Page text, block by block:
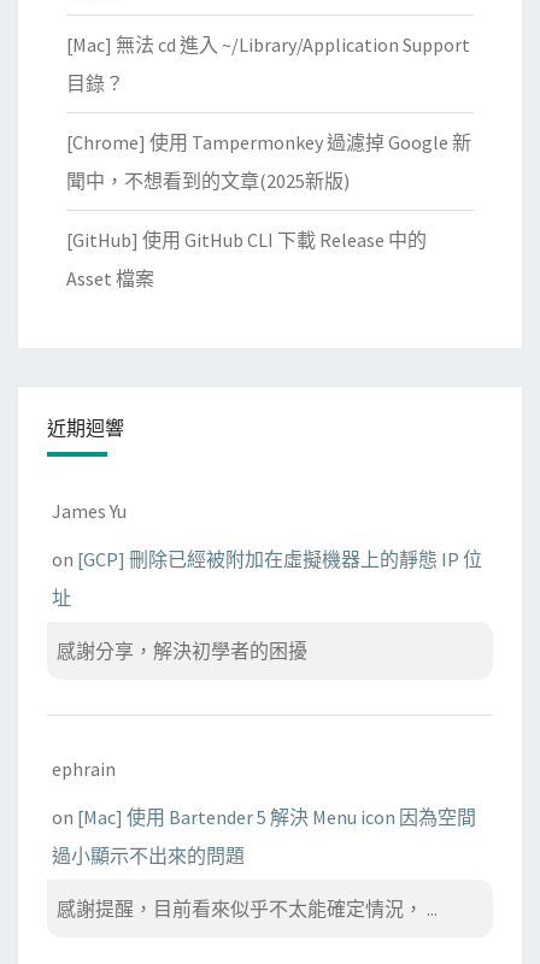
[Mac] 無法 cd 進入 ~/Library/Application Support
目錄？
[Chrome] 使用 Tampermonkey 過濾掉 Google 新
聞中，不想看到的文章(2025新版)
[GitHub] 使用 GitHub CLI 下載 Release 中的
Asset 檔案
近期迴響
James Yu
on [GCP] 刪除已經被附加在虛擬機器上的靜態 IP 位
址
感謝分享，解決初學者的困擾
ephrain
on [Mac] 使用 Bartender 5 解決 Menu icon 因為空間
過小顯示不出來的問題
感謝提醒，目前看來似乎不太能確定情況， ...